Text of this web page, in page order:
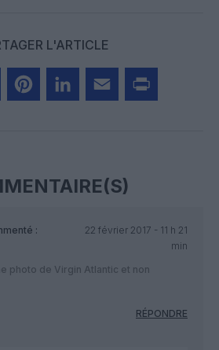
L'ARTICLE
:
22 février 2017 - 11 h 21
min
photo de Virgin Atlantic et non
RÉPONDRE